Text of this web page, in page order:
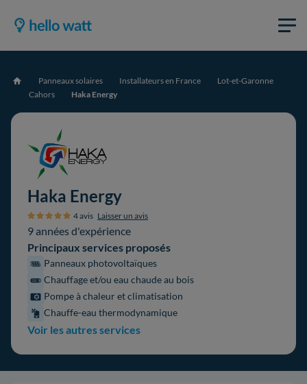
Accueil Panneaux solaires Installateurs en France
Lot-et-Garonne
Cahors
Haka Energy
Haka Energy
4 avis Laisser un avis
9 années d'expérience
Principaux services proposés
Panneaux photovoltaïques
Chauffage et/ou eau chaude au bois
Pompe à chaleur et climatisation
Chauffe-eau thermodynamique
Voir les autres services